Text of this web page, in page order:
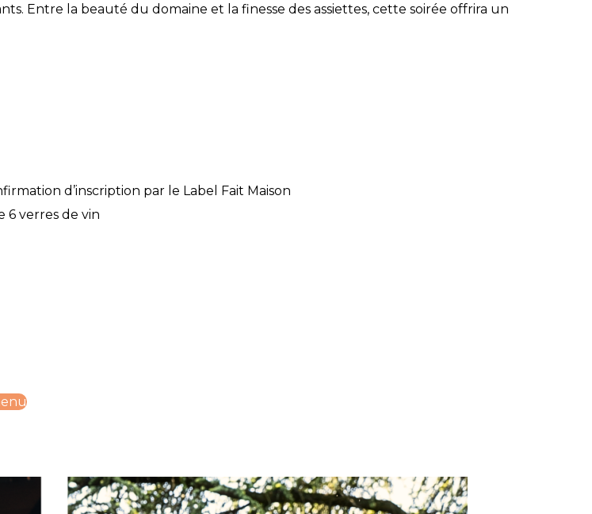
Entre la beauté du domaine et la finesse des assiettes, cette soirée offrira un
d’inscription par le Label Fait Maison
6 verres de vin